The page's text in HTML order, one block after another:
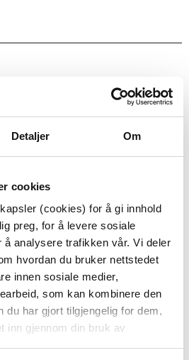
Detaljer Om
cookies
(cookies) for å gi innhold
preg, for å levere sosiale
å analysere trafikken vår. Vi deler
hvordan du bruker nettstedet
innen sosiale medier,
som kan kombinere den
du har gjort tilgjengelig for dem,
inn gjennom din bruk av
MØBELKNOTTER Ø 20
MM SORT
39,90
KJØP